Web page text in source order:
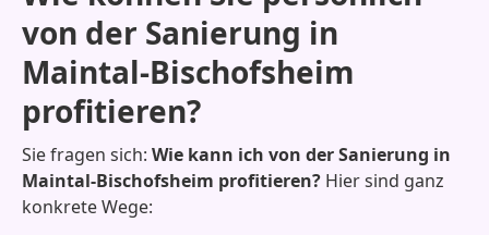
von der Sanierung in
Maintal-Bischofsheim
profitieren?
Sie fragen sich: Wie kann ich von der Sanierung in
Maintal-Bischofsheim profitieren? Hier sind ganz
konkrete Wege: